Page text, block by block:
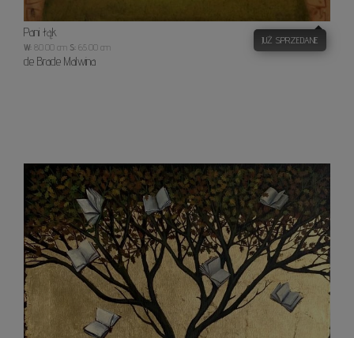
Pani łąk
W: 80.00 cm S: 65.00 cm
de Brade Malwina
JUŻ SPRZEDANE